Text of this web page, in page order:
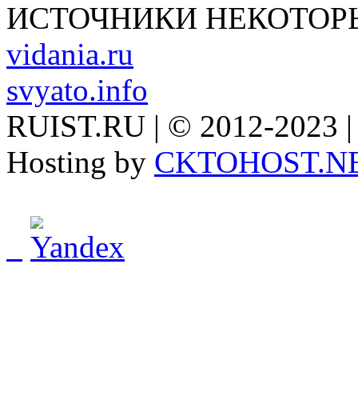
ИСТОЧНИКИ
vidania.ru
svyato.info
RUIST.RU | © 2012-2023
Hosting by